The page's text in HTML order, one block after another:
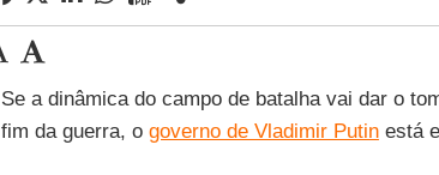
Se a dinâmica do campo de batalha vai dar o
fim da guerra, o governo de Vladimir Putinestá